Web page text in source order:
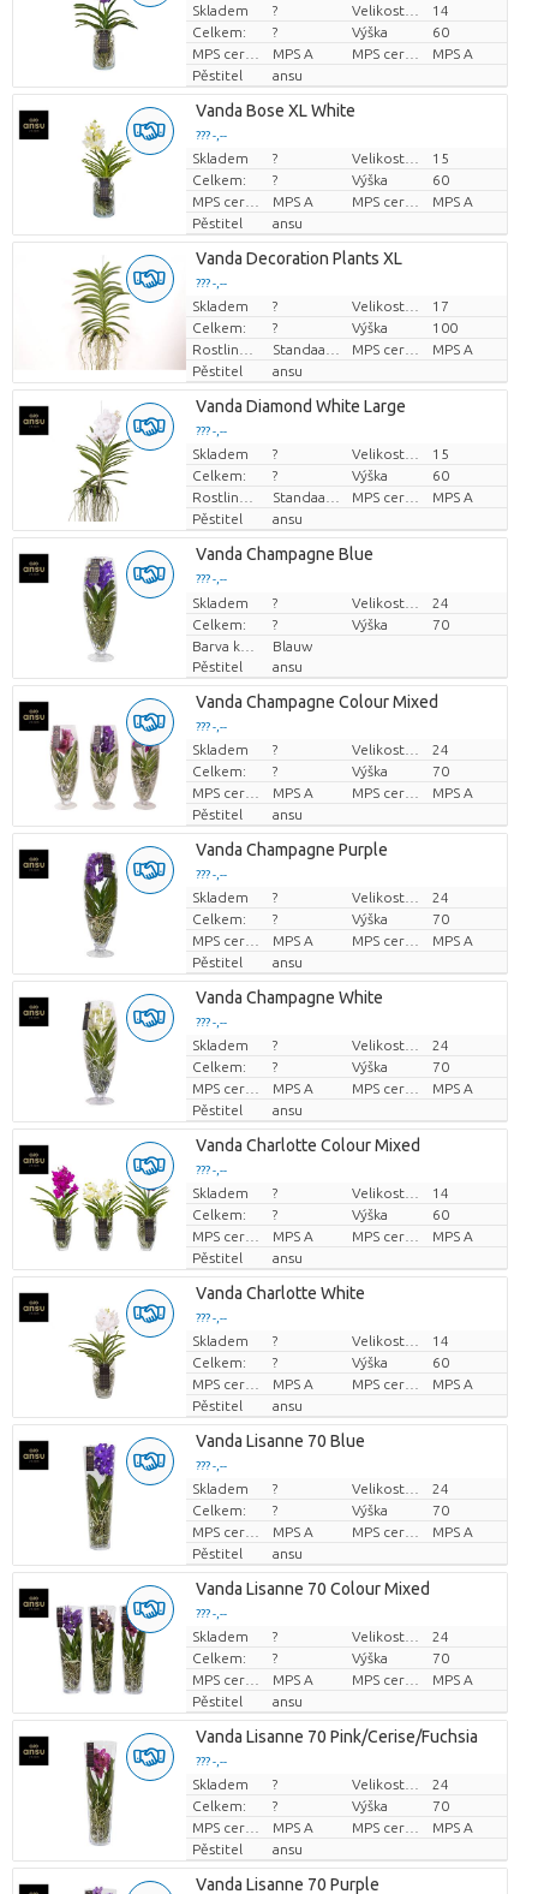
Cena za kus
Skladem ?
14
Celkem:
? Výška
60
MPS certifikace.
MPS A
MPS A
Pěstitel
ansu
Vanda Bose XL White
??? -,--
Cena za kus
Skladem ?
15
Celkem:
? Výška
60
MPS certifikace.
MPS A
MPS A
Pěstitel
ansu
Vanda Decoration Plants XL
??? -,--
Cena za kus
Skladem ?
17
Celkem:
? Výška
100
MPS A
Pěstitel
ansu
Vanda Diamond White Large
??? -,--
Cena za kus
Skladem ?
15
Celkem:
? Výška
60
MPS A
Pěstitel
ansu
Vanda Champagne Blue
??? -,--
Cena za kus
Skladem ?
24
Celkem:
? Výška
70
Barva květu
Blauw
Pěstitel
ansu
Vanda Champagne Colour Mixed
??? -,--
Cena za kus
Skladem ?
24
Celkem:
? Výška
70
MPS certifikace.
MPS A
MPS A
Pěstitel
ansu
Vanda Champagne Purple
??? -,--
Cena za kus
Skladem ?
24
Celkem:
? Výška
70
MPS certifikace.
MPS A
MPS A
Pěstitel
ansu
Vanda Champagne White
??? -,--
Cena za kus
Skladem ?
24
Celkem:
? Výška
70
MPS certifikace.
MPS A
MPS A
Pěstitel
ansu
Vanda Charlotte Colour Mixed
??? -,--
Cena za kus
Skladem ?
14
Celkem:
? Výška
60
MPS certifikace.
MPS A
MPS A
Pěstitel
ansu
Vanda Charlotte White
??? -,--
Cena za kus
Skladem ?
14
Celkem:
? Výška
60
MPS certifikace.
MPS A
MPS A
Pěstitel
ansu
Vanda Lisanne 70 Blue
??? -,--
Cena za kus
Skladem ?
24
Celkem:
? Výška
70
MPS certifikace.
MPS A
MPS A
Pěstitel
ansu
Vanda Lisanne 70 Colour Mixed
??? -,--
Cena za kus
Skladem ?
24
Celkem:
? Výška
70
MPS certifikace.
MPS A
MPS A
Pěstitel
ansu
Vanda Lisanne 70 Pink/Cerise/Fuchsia
??? -,--
Cena za kus
Skladem ?
24
Celkem:
? Výška
70
MPS certifikace.
MPS A
MPS A
Pěstitel
ansu
Vanda Lisanne 70 Purple